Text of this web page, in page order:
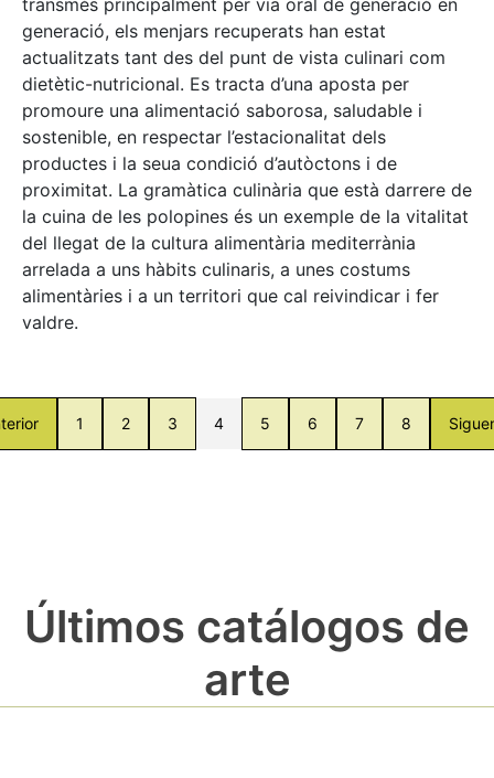
generació, els menjars recuperats han estat
actualitzats tant des del punt de vista culinari com
dietètic-nutricional. Es tracta d’una aposta per
promoure una alimentació saborosa, saludable i
sostenible, en respectar l’estacionalitat dels
productes i la seua condició d’autòctons i de
proximitat. La gramàtica culinària que està darrere de
la cuina de les polopines és un exemple de la vitalitat
del llegat de la cultura alimentària mediterrània
arrelada a uns hàbits culinaris, a unes costums
alimentàries i a un territori que cal reivindicar i fer
valdre.
1 2 3 4 5 6 7 8
Últimos catálogos de
arte